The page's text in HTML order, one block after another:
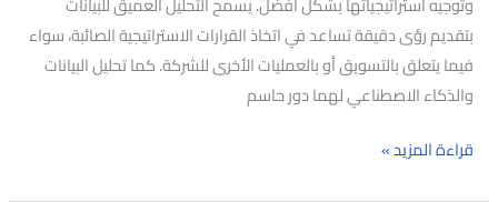
بتقديم رؤى دقيقة تساعد في اتخاذ القرارات الاستراتيجية الصائبة، سواء
فيما يتعلق بالتسويق أو بالعمليات الأخرى للشركة. كما تحليل البيانات
والذكاء الاصطناعي لهما دور حاسم
قراءة المزيد »